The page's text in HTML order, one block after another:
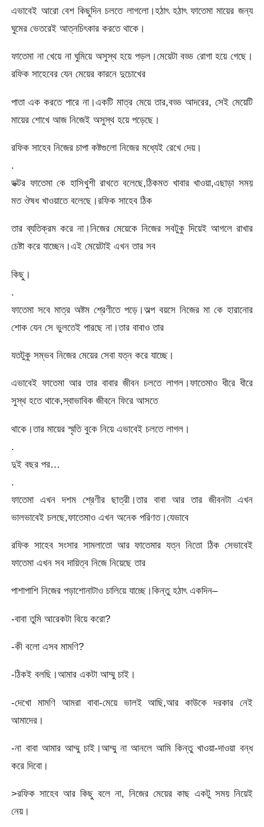
এভাবেই আরো বেশ কিছুদিন চলতে লাগলো।হঠাৎ হঠাৎ ফাতেমা মায়ের জন্য
ঘুমের ভেতরেই আত্নচিৎকার করতে থাকে।
ফাতেমা না খেয়ে না ঘুমিয়ে অসুস্থ হয়ে পড়ল।মেয়েটা বড্ড রোগা হয়ে গেছে।
রফিক সাহেবের যেন মেয়ের কারনে দুচোখের
পাতা এক করতে পারে না।একটি মাত্র মেয়ে তার,বড্ড আদরের, সেই মেয়েটি
মায়ের শোখে আজ নিজেই অসুস্থ হয়ে পড়েছে।
রফিক সাহেব নিজের চাপা কষ্টগুলো নিজের মধ্যেই রেখে দেয়।
.
ডক্টর ফাতেমা কে হাসিখুশী রাখতে বলেছে,ঠিকমত খাবার খাওয়া,এছাড়া সময়
মত ঔষধ খাওয়াতে বলেছে।রফিক সাহেব ঠিক
তার ব্যতিক্রম করে না।নিজের মেয়েকে নিজের সবটুকু দিয়েই আগলে রাখার
চেষ্টা করে যাচ্ছেন।এই মেয়েটাই এখন তার সব
কিছু।
.
ফাতেমা সবে মাত্র অষ্টম শ্রেণীতে পড়ে।অল্প বয়সে নিজের মা কে হারানোর
শোক যেন সে ভুলতেই পারছে না।তার বাবাও তার
যতটুকু সম্ভব নিজের মেয়ের সেবা যত্ন করে যাচ্ছে।
এভাবেই ফাতেমা আর তার বাবার জীবন চলতে লাগল।ফাতেমাও ধীরে ধীরে
সুস্থ হতে থাকে,স্বাভাবিক জীবনে ফিরে আসতে
থাকে।তার মায়ের স্মৃতি বুকে নিয়ে এভাবেই চলতে লাগল।
.
দুই বছর পর…
.
ফাতেমা এখন দশম শ্রেণীর ছাত্রী।তার বাবা আর তার জীবনটা এখন
ভালভাবেই চলছে,ফাতেমাও এখন অনেক পরিণত।যেভাবে
রফিক সাহেব সংসার সামলাতো আর ফাতেমার যত্ন নিতো ঠিক সেভাবেই
ফাতেমা এখন সব দায়িত্ব নিজে নিয়েছে তার
পাশাপাশি নিজের পড়াশোনাটাও চালিয়ে যাচ্ছে।কিন্তু হঠাৎ একদিন–
-বাবা তুমি আরেকটা বিয়ে করো?
-কী বলো এসব মামণি?
-ঠিকই বলছি।আমার একটা আম্মু চাই।
-দেখো মামণি আমরা বাবা-মেয়ে ভালই আছি,আর কাউকে দরকার নেই
আমাদের।
-না বাবা আমার আম্মু চাই।আম্মু না আনলে আমি কিন্তু খাওয়া-দাওয়া বন্ধ
করে দিবো।
>রফিক সাহেব আর কিছু বলে না, নিজের মেয়ের কাছ একটু সময় নিয়েই
নেয়।